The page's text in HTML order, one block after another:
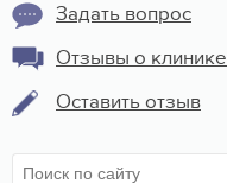
Задать вопрос
Отзывы о клинике
Оставить отзыв